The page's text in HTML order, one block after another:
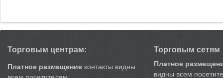
Торговым центрам:
Платное размещение контакты видны
Торговым сетям
Платное
видны всем